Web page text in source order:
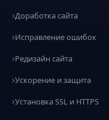
Доработка сайта
Исправление ошибок
Редизайн сайта
Ускорение и защита
Установка SSL и HTTPS